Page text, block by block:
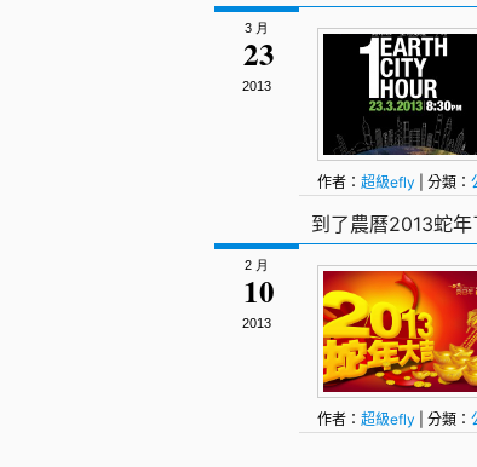
3 月
23
2013
作者： 超級efly | 分類：
到了農曆2013蛇年
2 月
10
2013
作者： 超級efly | 分類：